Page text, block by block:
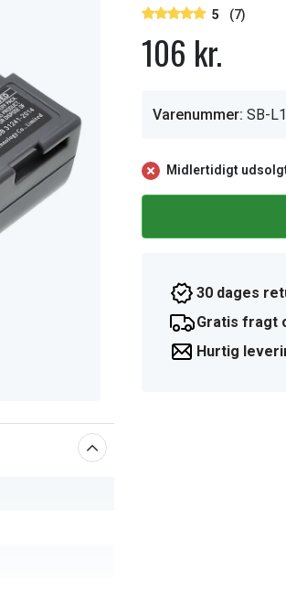
5 (7)
106 kr.
Varenummer: SB-
Midlertidigt
30 dages
Gratis fragt
Hurtig